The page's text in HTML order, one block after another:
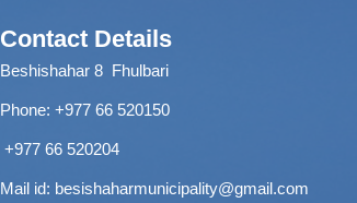
Contact Details
Beshishahar 8 Fhulbari
Phone: +977 66 520150
+977 66 520204
Mail id: besishaharmunicipality@gmail.com